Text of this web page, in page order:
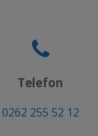
Telefon
0262 255 52 12